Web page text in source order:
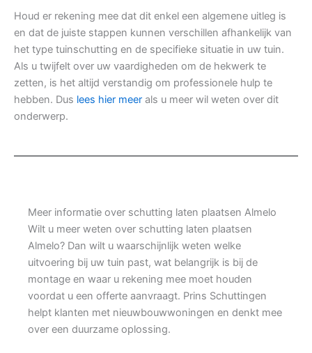
Houd er rekening mee dat dit enkel een algemene uitleg is
en dat de juiste stappen kunnen verschillen afhankelijk van
het type tuinschutting en de specifieke situatie in uw tuin.
Als u twijfelt over uw vaardigheden om de hekwerk te
zetten, is het altijd verstandig om professionele hulp te
hebben. Dus lees hier meer als u meer wil weten over dit
onderwerp.
Meer informatie over schutting laten plaatsen Almelo
Wilt u meer weten over schutting laten plaatsen
Almelo? Dan wilt u waarschijnlijk weten welke
uitvoering bij uw tuin past, wat belangrijk is bij de
montage en waar u rekening mee moet houden
voordat u een offerte aanvraagt. Prins Schuttingen
helpt klanten met nieuwbouwwoningen en denkt mee
over een duurzame oplossing.